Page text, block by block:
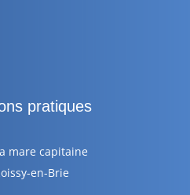
pratiques
mare capitaine
en-Brie